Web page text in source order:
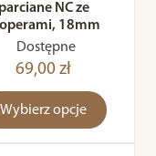
parciane NC ze
18mm
Dostępne
69,00 zł
Wybierz opcje